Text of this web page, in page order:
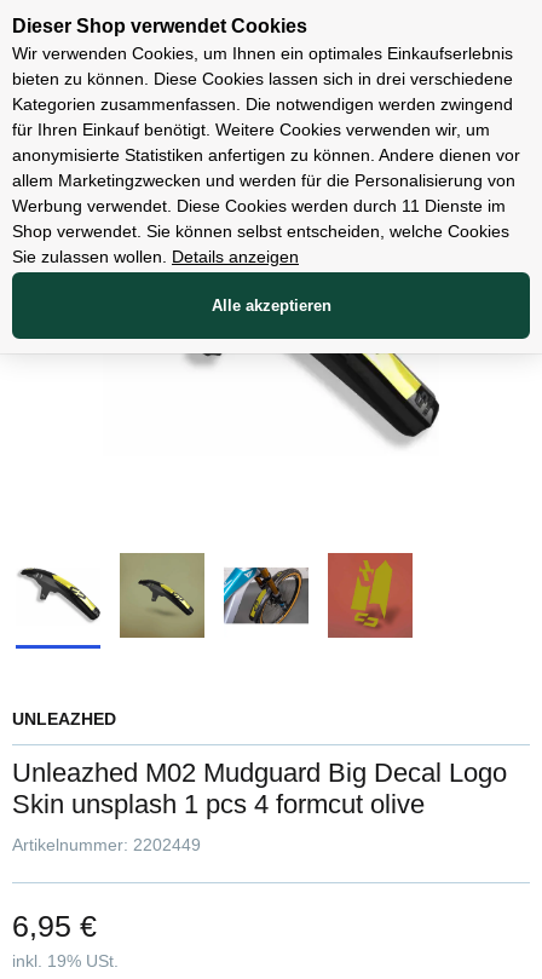
Unsere Filialen
Zubehör
UNLEAZHED
Unleazhed M02 Mudguard Big Decal Logo
Skin unsplash 1 pcs 4 formcut olive
Artikelnummer: 2202449
6,95 €
inkl. 19% USt.
Dieser Shop verwendet Cookies
Wir verwenden Cookies, um Ihnen ein optimales Einkaufserlebnis
bieten zu können. Diese Cookies lassen sich in drei verschiedene
Kategorien zusammenfassen. Die notwendigen werden zwingend
für Ihren Einkauf benötigt. Weitere Cookies verwenden wir, um
anonymisierte Statistiken anfertigen zu können. Andere dienen vor
allem Marketingzwecken und werden für die Personalisierung von
Werbung verwendet. Diese Cookies werden durch 11 Dienste im
Shop verwendet. Sie können selbst entscheiden, welche Cookies
Sie zulassen wollen.
Details anzeigen
Alle akzeptieren